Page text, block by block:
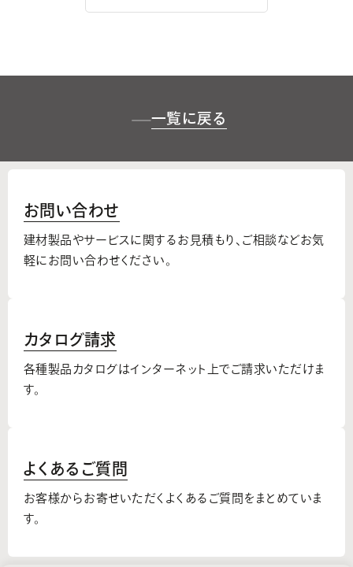
一覧に戻る
お問い合わせ
建材製品やサービスに関するお見積もり、 ご相談などお気
軽にお問い合わせください。
カタログ請求
各種製品カタログはインターネット上でご請求いただけま
す。
よくあるご質問
お客様からお寄せいただくよくあるご質問をまとめていま
す。